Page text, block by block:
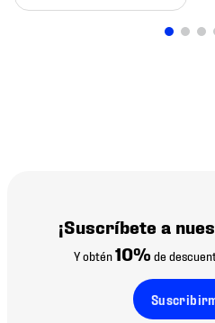
¡Suscríbete a
Y obtén10% de